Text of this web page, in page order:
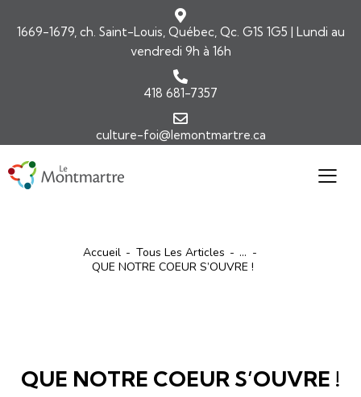
1669-1679, ch. Saint-Louis, Québec, Qc. G1S 1G5 | Lundi au
vendredi 9h à 16h
418 681-7357
culture-foi@lemontmartre.ca
Accueil Tous Les Articles
...
QUE NOTRE COEUR S’OUVRE !
QUE NOTRE COEUR S’OUVRE !